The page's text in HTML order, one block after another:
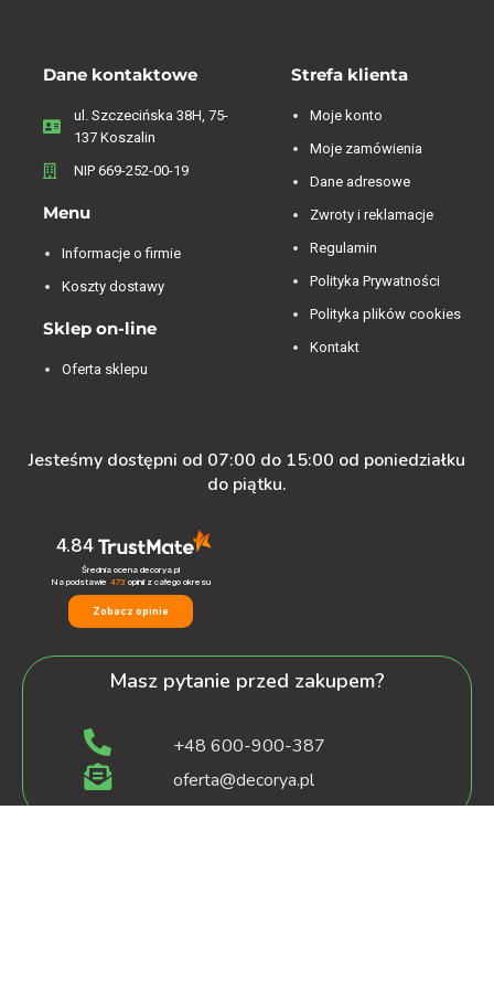
Dane kontaktowe
ul. Szczecińska 38H, 75-
137 Koszalin
NIP 669-252-00-19
Menu
Informacje o firmie
Koszty dostawy
Sklep on-line
Oferta sklepu
Strefa klienta
Moje konto
Moje zamówienia
Dane adresowe
Zwroty i reklamacje
Regulamin
Polityka Prywatności
Polityka plików cookies
Kontakt
Jesteśmy dostępni od 07:00 do 15:00 od poniedziałku
do piątku.
4.84
Średnia ocena decorya.pl
Na podstawie 473 opinii z całego okresu
Zobacz opinie
Masz pytanie przed zakupem?
+48 600-900-387
oferta@decorya.pl